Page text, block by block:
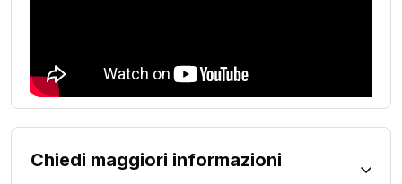
Chiedi maggiori informazioni